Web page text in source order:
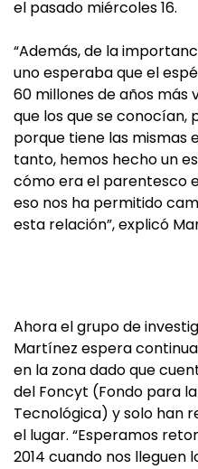
el pasado miércoles 16.
“Además, de la
uno esperaba que el
60 millones de años más
que los que se conocían,
porque tiene las mismas
tanto, hemos hecho un
cómo era el parentesco
eso nos ha permitido
esta relación”, explicó
Ahora el grupo de
Martínez espera
en la zona dado que
del Foncyt (Fondo para
Tecnológica) y solo han
el lugar. “Esperamos
2014 cuando nos lleguen